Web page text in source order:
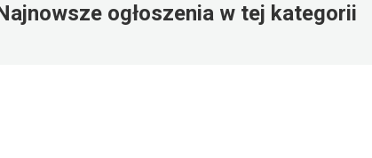
ogłoszenia w tej kategorii